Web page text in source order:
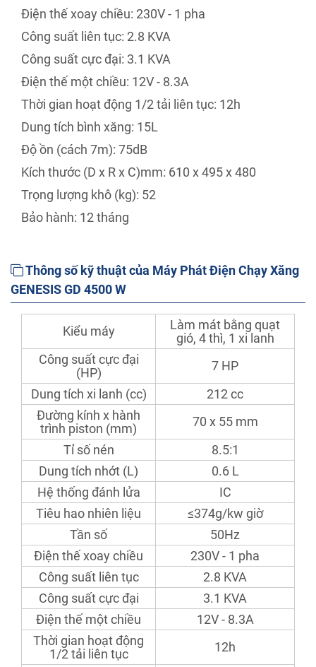
Điện thế xoay chiều: 230V - 1 pha
Công suất liên tục: 2.8 KVA
Công suất cực đại: 3.1 KVA
Điện thế một chiều: 12V - 8.3A
Thời gian hoạt động 1/2 tải liên tục: 12h
Dung tích bình xăng: 15L
Độ ồn (cách 7m): 75dB
Kích thước (D x R x C)mm: 610 x 495 x 480
Trọng lượng khô (kg): 52
Bảo hành: 12 tháng
Thông số kỹ thuật của Máy Phát Điện Chạy Xăng
GENESIS GD 4500 W
Kiểu máy
Làm mát bằng quạt
gió, 4 thì, 1 xi lanh
Công suất cực đại
(HP)
7 HP
Dung tích xi lanh (cc)
212 cc
Đường kính x hành
trình piston (mm)
70 x 55 mm
Tỉ số nén
8.5:1
Dung tích nhớt (L)
0.6 L
Hệ thống đánh lửa
IC
Tiêu hao nhiên liệu
≤374g/kw giờ
Tần số
50Hz
Điện thế xoay chiều
230V - 1 pha
Công suất liên tục
2.8 KVA
Công suất cực đại
3.1 KVA
Điện thế một chiều
12V - 8.3A
Thời gian hoạt động
1/2 tải liên tục
12h